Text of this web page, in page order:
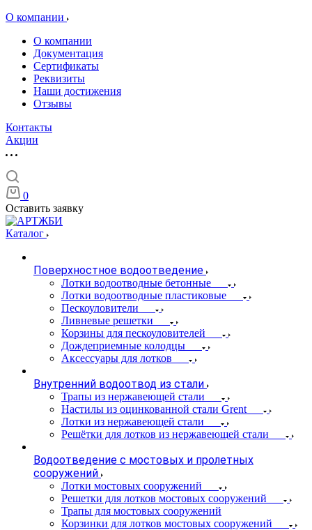
О компании
О компании
Документация
Сертификаты
Реквизиты
Наши достижения
Отзывы
Контакты
Акции
0
Оставить заявку
Каталог
Поверхностное водоотведение
Лотки водоотводные бетонные
Лотки водоотводные пластиковые
Пескоуловители
Ливневые решетки
Корзины для пескоуловителей
Дождеприемные колодцы
Аксессуары для лотков
Внутренний водоотвод из стали
Трапы из нержавеющей стали
Настилы из оцинкованной стали Grent
Лотки из нержавеющей стали
Решётки для лотков из нержавеющей стали
Водоотведение с мостовых и пролетных
сооружений
Лотки мостовых сооружений
Решетки для лотков мостовых сооружений
Трапы для мостовых сооружений
Корзинки для лотков мостовых сооружений